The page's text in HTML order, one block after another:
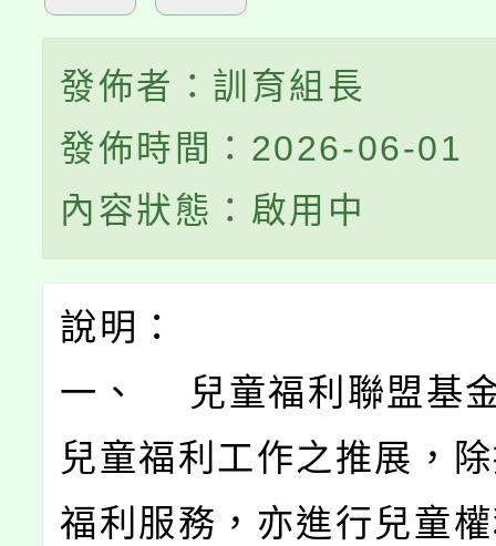
發佈者：訓育組長
發佈時間：2026-06-01
內容狀態：啟用中
說明：
一、 兒童福利聯盟基
兒童福利工作之推展，
福利服務，亦進行兒童